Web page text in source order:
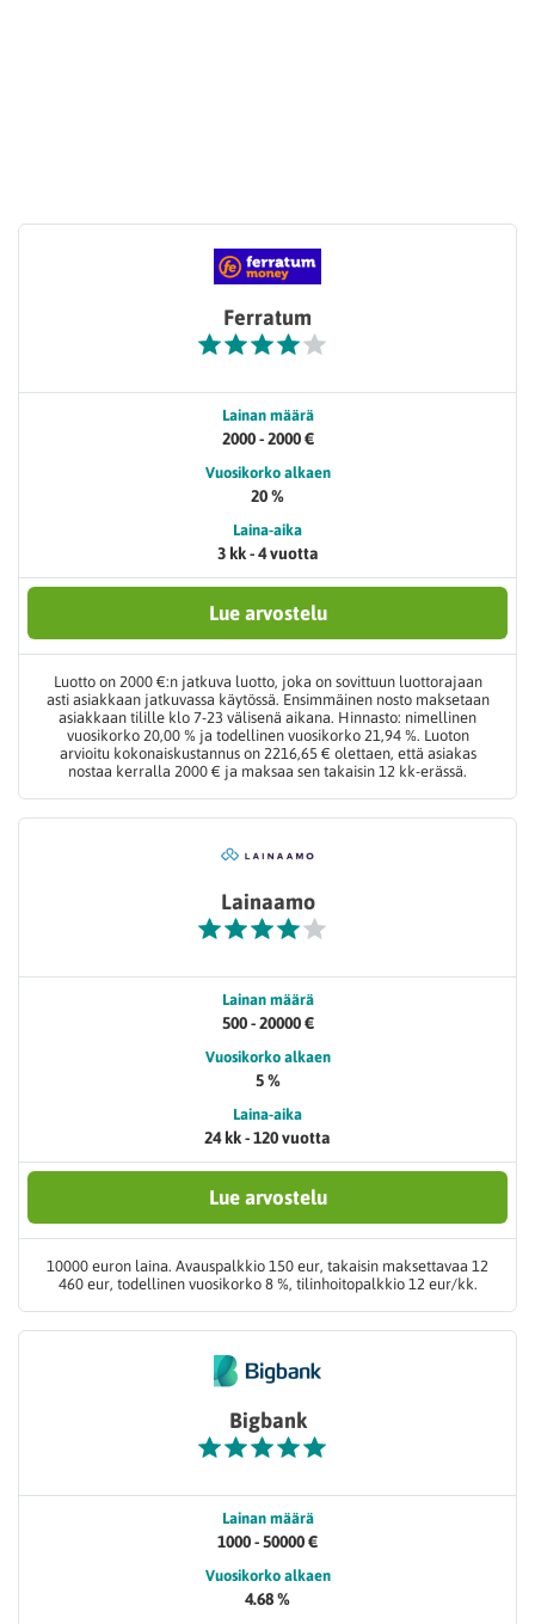
Ferratum
Lainan määrä
2000 - 2000 €
Vuosikorko alkaen
20 %
Laina-aika
3 kk - 4 vuotta
Lue arvostelu
Luotto on 2000 €:n jatkuva luotto, joka on sovittuun luottorajaan
asti asiakkaan jatkuvassa käytössä. Ensimmäinen nosto maksetaan
asiakkaan tilille klo 7-23 välisenä aikana. Hinnasto: nimellinen
vuosikorko 20,00 % ja todellinen vuosikorko 21,94 %. Luoton
arvioitu kokonaiskustannus on 2216,65 € olettaen, että asiakas
nostaa kerralla 2000 € ja maksaa sen takaisin 12 kk-erässä.
Lainaamo
Lainan määrä
500 - 20000 €
Vuosikorko alkaen
5 %
Laina-aika
24 kk - 120 vuotta
Lue arvostelu
10000 euron laina. Avauspalkkio 150 eur, takaisin maksettavaa 12
460 eur, todellinen vuosikorko 8 %, tilinhoitopalkkio 12 eur/kk.
Bigbank
Lainan määrä
1000 - 50000 €
Vuosikorko alkaen
4.68 %